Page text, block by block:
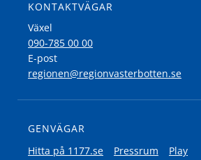
KONTAKTVÄGAR
Växel
090-785 00 00
E-post
regionen@regionvasterbotten.se
GENVÄGAR
Hitta på 1177.se
Pressrum Play